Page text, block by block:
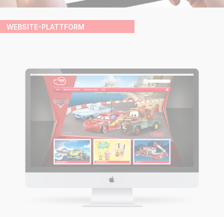
WEBSITE-PLATTFORM